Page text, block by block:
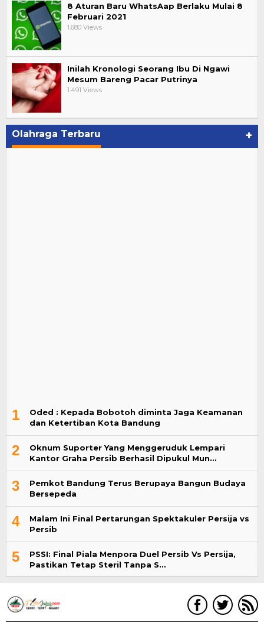
8 Aturan Baru WhatsAap Berlaku Mulai 8
Februari 2021
1.680 Views
Inilah Kronologi Seorang Ibu Di Ngawi
Mesum Bareng Pacar Putrinya
1.491 Views
Olahraga Terbaru +
1
Oded : Kepada Bobotoh diminta Jaga Keamanan
dan Ketertiban Kota Bandung
2
Oknum Suporter Yang Menggeruduk Lempari
Kantor Graha Persib Berhasil Dipukul Mun…
3
Pemkot Bandung Terus Berupaya Bangun Budaya
Bersepeda
4
Malam Ini Final Pertarungan Spektakuler Persija vs
Persib
5
PSSI: Final Piala Menpora Duel Persib Vs Persija,
Pastikan Tetap Steril Tanpa S…